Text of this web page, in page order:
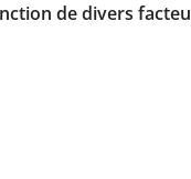
de divers